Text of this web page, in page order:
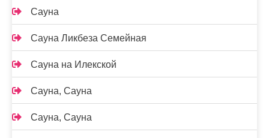
Сауна
Сауна Ликбеза Семейная
Сауна на Илекской
Сауна, Сауна
Сауна, Сауна